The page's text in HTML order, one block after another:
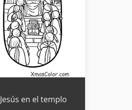
Jesús en el templo